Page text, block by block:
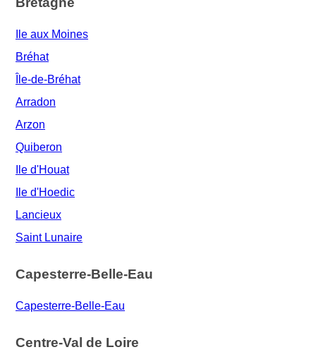
Ile aux Moines
Bréhat
Île-de-Bréhat
Arradon
Arzon
Quiberon
Ile d'Houat
Ile d'Hoedic
Lancieux
Saint Lunaire
Capesterre-Belle-Eau
Capesterre-Belle-Eau
Centre-Val de Loire